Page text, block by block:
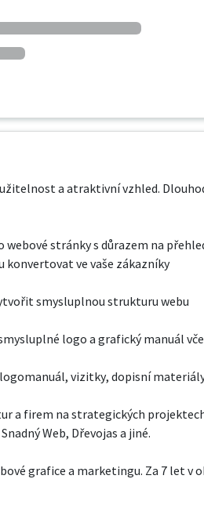
a atraktivní vzhled.
webové stránky s důrazem na
konvertovat ve vaše zákazníky
smysluplnou strukturu webu
logo a grafický manuál
vizitky, dopisní
a firem na strategických
Web, Dřevojas a jiné.
grafice a marketingu. Za 7 let